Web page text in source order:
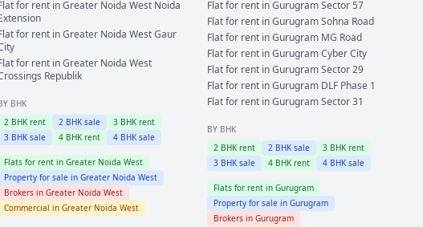
for rent inGreater Noida West Noida
for rent inGreater Noida WestGaur
for rent inGreater Noida West
Republik
BHK
2 BHK rent 2 BHK sale 3 BHK rent
3 BHK sale 4 BHK rent 4 BHK sale
Flats for rent inGreater Noida West
Property for sale inGreater Noida West
Brokers inGreater Noida West
Commercial inGreater Noida West
Flat for rent inGurugramSector 57
Flat for rent inGurugramSohna Road
Flat for rent inGurugram MG Road
Flat for rent inGurugramCyber City
Flat for rent inGurugramSector 29
Flat for rent inGurugram DLF Phase 1
Flat for rent inGurugramSector 31
BY BHK
2 BHK rent 2 BHK sale 3 BHK rent
3 BHK sale 4 BHK rent 4 BHK sale
Flats for rent inGurugram
Property for sale inGurugram
Brokers inGurugram